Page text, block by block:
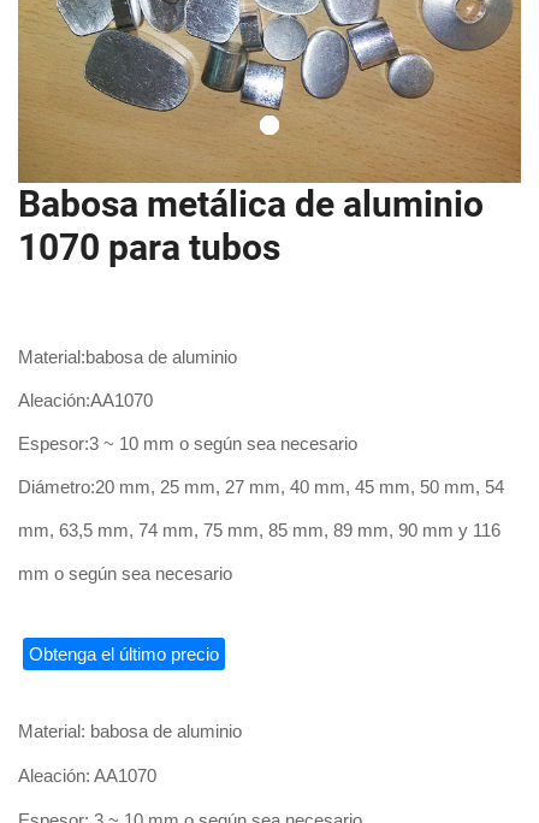
Babosa metálica de aluminio
1070 para tubos
Material:babosa de aluminio
Aleación:AA1070
Espesor:3 ~ 10 mm o según sea necesario
Diámetro:20 mm, 25 mm, 27 mm, 40 mm, 45 mm, 50 mm, 54
mm, 63,5 mm, 74 mm, 75 mm, 85 mm, 89 mm, 90 mm y 116
mm o según sea necesario
Obtenga el último precio
Material: babosa de aluminio
Aleación: AA1070